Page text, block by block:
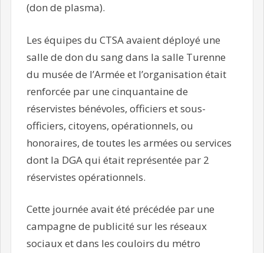
(don de plasma).
Les équipes du CTSA avaient déployé une
salle de don du sang dans la salle Turenne
du musée de l’Armée et l’organisation était
renforcée par une cinquantaine de
réservistes bénévoles, officiers et sous-
officiers, citoyens, opérationnels, ou
honoraires, de toutes les armées ou services
dont la DGA qui était représentée par 2
réservistes opérationnels.
Cette journée avait été précédée par une
campagne de publicité sur les réseaux
sociaux et dans les couloirs du métro